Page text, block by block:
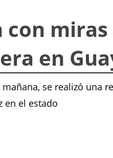
con
en
se realizó una
en el estado